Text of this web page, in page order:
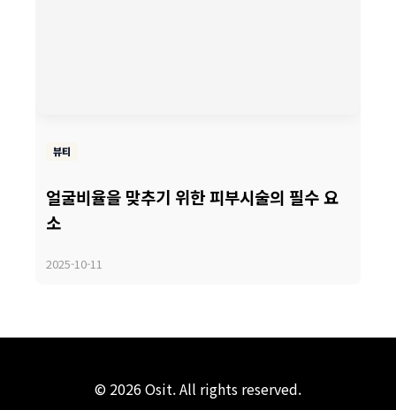
뷰티
얼굴비율을 맞추기 위한 피부시술의 필수 요
소
2025-10-11
© 2026 Osit. All rights reserved.